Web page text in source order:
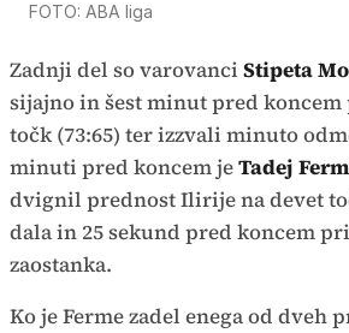
FOTO: ABA liga
Zadnji del so varovanci Stipeta
sijajno in šest minut pred koncem
točk (73:65) ter izzvali minuto
minuti pred koncem jeTadej
dvignil prednost Ilirije na devet
dala in 25 sekund pred koncem
zaostanka.
Ko je Ferme zadel enega od dveh